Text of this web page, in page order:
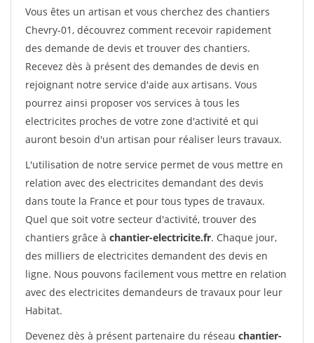
Vous êtes un artisan et vous cherchez des chantiers
Chevry-01, découvrez comment recevoir rapidement
des demande de devis et trouver des chantiers.
Recevez dès à présent des demandes de devis en
rejoignant notre service d'aide aux artisans. Vous
pourrez ainsi proposer vos services à tous les
electricites proches de votre zone d'activité et qui
auront besoin d'un artisan pour réaliser leurs travaux.
L'utilisation de notre service permet de vous mettre en
relation avec des electricites demandant des devis
dans toute la France et pour tous types de travaux.
Quel que soit votre secteur d'activité, trouver des
chantiers grâce à chantier-electricite.fr. Chaque jour,
des milliers de electricites demandent des devis en
ligne. Nous pouvons facilement vous mettre en relation
avec des electricites demandeurs de travaux pour leur
Habitat.
Devenez dès à présent partenaire du réseau chantier-